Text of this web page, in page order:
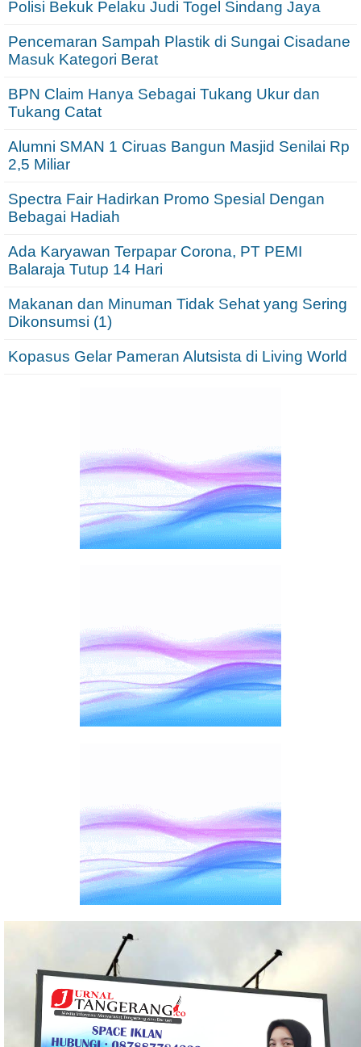
Polisi Bekuk Pelaku Judi Togel Sindang Jaya
Pencemaran Sampah Plastik di Sungai Cisadane
Masuk Kategori Berat
BPN Claim Hanya Sebagai Tukang Ukur dan
Tukang Catat
Alumni SMAN 1 Ciruas Bangun Masjid Senilai Rp
2,5 Miliar
Spectra Fair Hadirkan Promo Spesial Dengan
Bebagai Hadiah
Ada Karyawan Terpapar Corona, PT PEMI
Balaraja Tutup 14 Hari
Makanan dan Minuman Tidak Sehat yang Sering
Dikonsumsi (1)
Kopasus Gelar Pameran Alutsista di Living World